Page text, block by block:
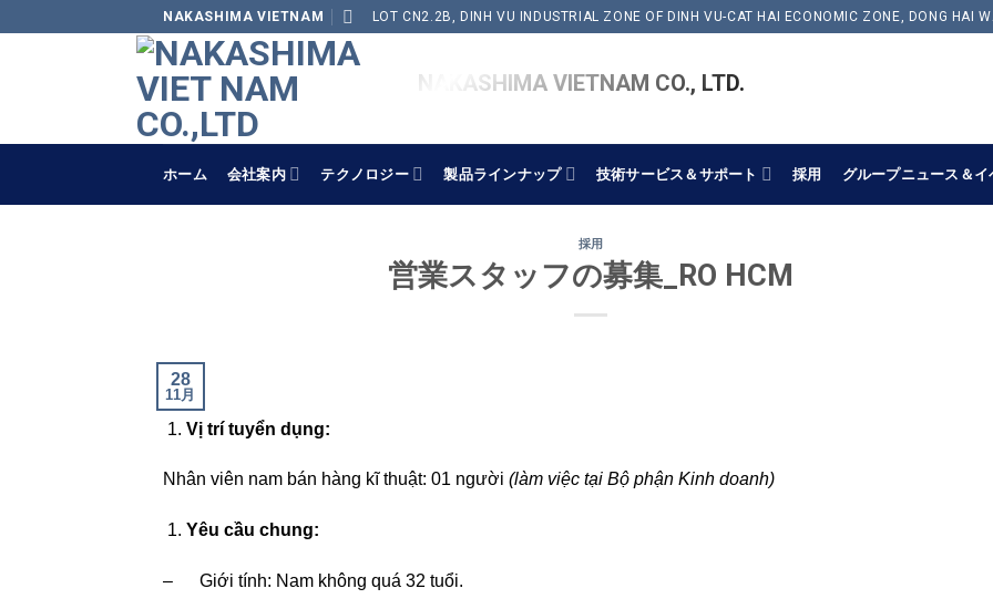
to
NAKASHIMA VIETNAM LOT CN2.2B, DINH VU INDUSTRIAL ZONE OF DINH VU-CAT HAI ECONOMIC ZONE, DONG HAI
NAKASHIMA VIETNAM CO., LTD.
ホーム 会社案内 テクノロジー 製品ラインナップ 技術サービス＆サポート 採用 グループニュース＆イ
採用
営業スタッフの募集_RO HCM
28
11月
Vị trí tuyển dụng:
Nhân viên nam bán hàng kĩ thuật: 01 người (làm việc tại Bộ phận Kinh doanh)
Yêu cầu chung:
– Giới tính: Nam không quá 32 tuổi.